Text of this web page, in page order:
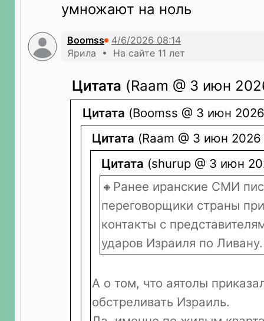
умножают на ноль
Boomss
Ярила • На сайте 11 лет
Цитата (Raam @ 3 июн
Цитата (Boomss @ 3 июн
Цитата (Raam @ 3 июн 2026
Цитата (shurup @ 3 июн
🔸Ранее иранские СМИ
переговорщики страны
контакты с
ударов Израиля по Ливану.
А о том, что аятолы
обстреливать Израиль.